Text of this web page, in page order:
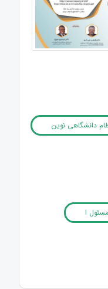
دانشگاهی نوین
ا